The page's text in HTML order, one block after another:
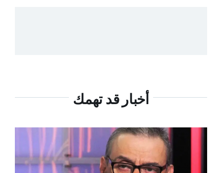
أخبار قد تهمك